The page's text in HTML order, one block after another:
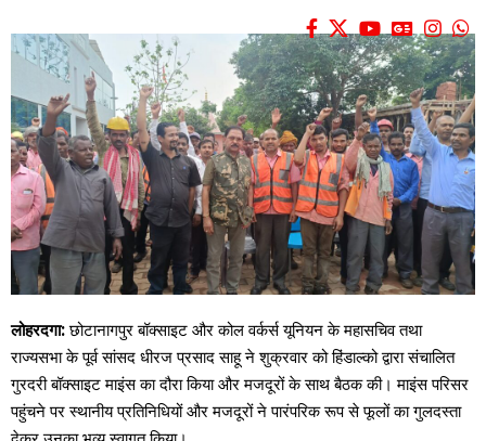
लोहरदगा:छोटानागपुर बॉक्साइट और कोल वर्कर्स यूनियन के महासचिव तथा
राज्यसभा के पूर्व सांसद धीरज प्रसाद साहू ने शुक्रवार को हिंडाल्को द्वारा संचालित
गुरदरी बॉक्साइट माइंस का दौरा किया और मजदूरों के साथ बैठक की। माइंस परिसर
पहुंचने पर स्थानीय प्रतिनिधियों और मजदूरों ने पारंपरिक रूप से फूलों का गुलदस्ता